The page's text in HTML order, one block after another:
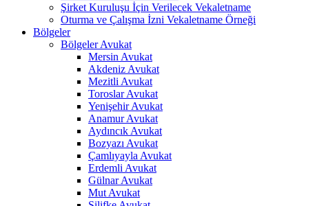
Şirket Kuruluşu İçin Verilecek Vekaletname
Oturma ve Çalışma İzni Vekaletname Örneği
Bölgeler
Bölgeler Avukat
Mersin Avukat
Akdeniz Avukat
Mezitli Avukat
Toroslar Avukat
Yenişehir Avukat
Anamur Avukat
Aydıncık Avukat
Bozyazı Avukat
Çamlıyayla Avukat
Erdemli Avukat
Gülnar Avukat
Mut Avukat